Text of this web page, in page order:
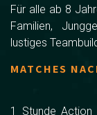
Für alle ab 8
Familien,
lustiges
MATCHES
1 Stunde Action